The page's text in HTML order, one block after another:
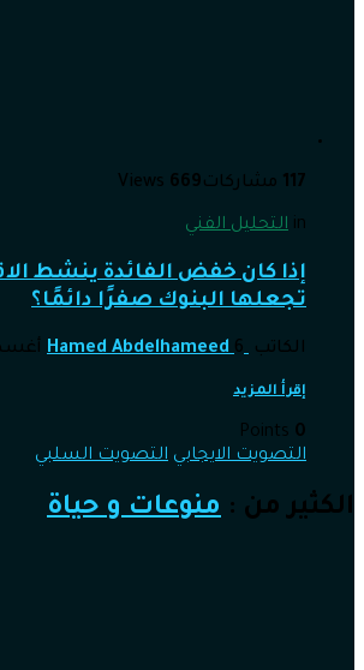
117 مشاركات669
in التحليل الفني
إذا كان خفض الفائدة ينشط
تجعلها البنوك صفرًا دائمًا؟
الكاتب Hamed Abdelhameed 6 أغسطس، 2026, 1:26 م
إقرأ المزيد
0
التصويت الايجابي التصويت السلبي
الكثير من : منوعات و حياة